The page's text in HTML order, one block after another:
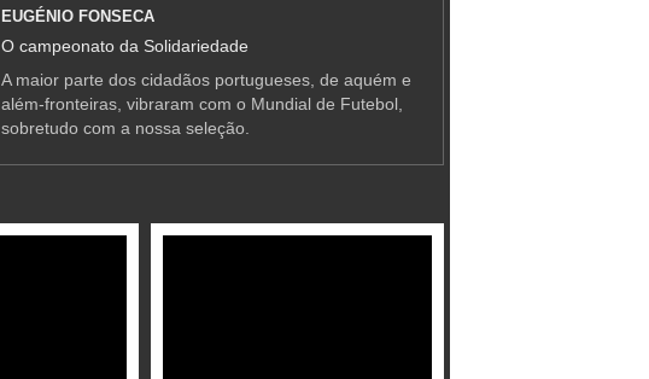
EUGÉNIO FONSECA
O campeonato da Solidariedade
A maior parte dos cidadãos portugueses, de aquém e
além-fronteiras, vibraram com o Mundial de Futebol,
sobretudo com a nossa seleção.